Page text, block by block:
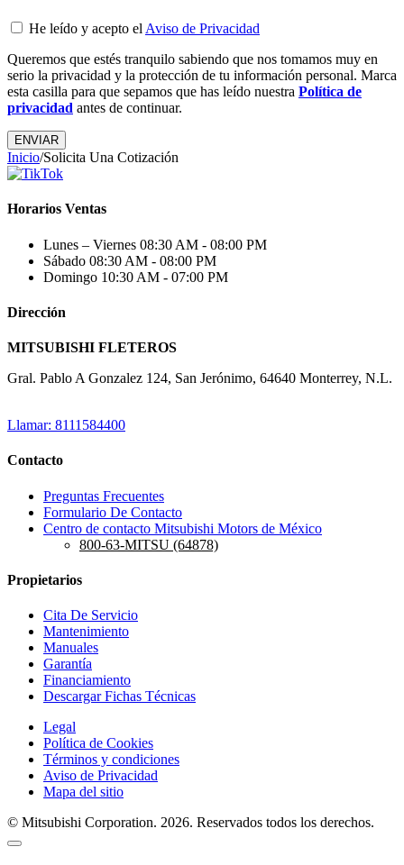
He leído y acepto el Aviso de Privacidad
Queremos que estés tranquilo sabiendo que nos tomamos muy en
serio la privacidad y la protección de tu información personal. Marca
esta casilla para que sepamos que has leído nuestra Política de
privacidad antes de continuar.
Inicio/Solicita Una Cotización
Horarios Ventas
Lunes – Viernes 08:30 AM - 08:00 PM
Sábado 08:30 AM - 08:00 PM
Domingo 10:30 AM - 07:00 PM
Dirección
MITSUBISHI FLETEROS
Gral. Pablo A Gonzalez 124, San Jerónimo, 64640 Monterrey, N.L.
Llamar: 8111584400
Contacto
Preguntas Frecuentes
Formulario De Contacto
Centro de contacto Mitsubishi Motors de México
800-63-MITSU (64878)
Propietarios
Cita De Servicio
Mantenimiento
Manuales
Garantía
Financiamiento
Descargar Fichas Técnicas
Legal
Política de Cookies
Términos y condiciones
Aviso de Privacidad
Mapa del sitio
© Mitsubishi Corporation. 2026. Reservados todos los derechos.